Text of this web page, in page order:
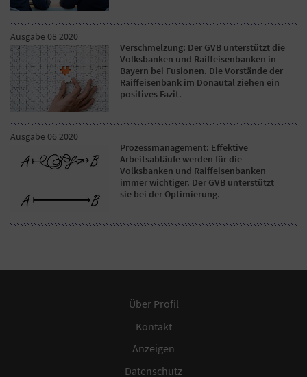
Ausgabe 08 2020
Verschmelzung: Der GVB unterstützt die
Volksbanken und Raiffeisenbanken in
Bayern bei Fusionen. Die Vorstände der
Raiffeisenbank im Donautal ziehen ein
positives Fazit.
Ausgabe 06 2020
Prozessmanagement: Effektive
Arbeitsabläufe werden für die
Volksbanken und Raiffeisenbanken
immer wichtiger. Der GVB unterstützt
sie bei der Optimierung.
Über Profil
Kontakt
Anzeigen
Datenschutz